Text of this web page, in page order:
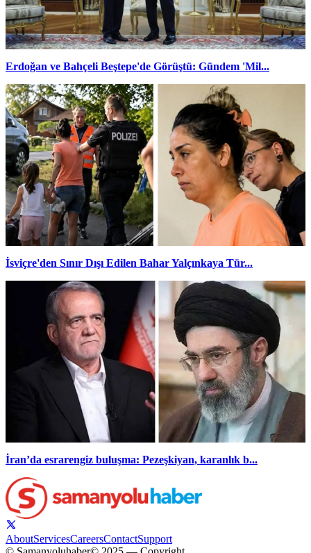
Erdoğan ve Bahçeli Beştepe'de Görüştü: Gündem 'Mil...
İsviçre'den Sınır Dışı Edilen Bahar Yalçınkaya Tür...
İran’da esrarengiz buluşma: Pezeşkiyan, karanlık b...
AboutServicesCareersContactSupport